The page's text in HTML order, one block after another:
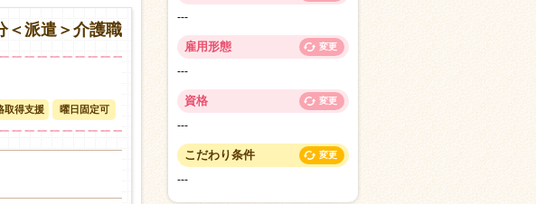
＜派遣＞介護職
取得支援 曜日固定可
---
雇用形態 変更
---
資格 変更
---
こだわり条件 変更
---